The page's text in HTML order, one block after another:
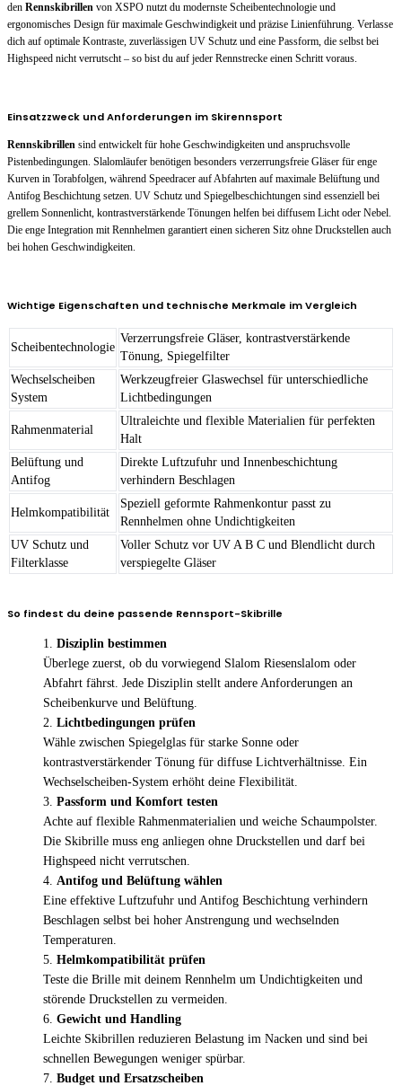
den Rennskibrillen von XSPO nutzt du modernste Scheibentechnologie und
ergonomisches Design für maximale Geschwindigkeit und präzise Linienführung. Verlasse
dich auf optimale Kontraste, zuverlässigen UV Schutz und eine Passform, die selbst bei
Highspeed nicht verrutscht – so bist du auf jeder Rennstrecke einen Schritt voraus.
Einsatzzweck und Anforderungen im Skirennsport
Rennskibrillen sind entwickelt für hohe Geschwindigkeiten und anspruchsvolle
Pistenbedingungen. Slalomläufer benötigen besonders verzerrungsfreie Gläser für enge
Kurven in Torabfolgen, während Speedracer auf Abfahrten auf maximale Belüftung und
Antifog Beschichtung setzen. UV Schutz und Spiegelbeschichtungen sind essenziell bei
grellem Sonnenlicht, kontrastverstärkende Tönungen helfen bei diffusem Licht oder Nebel.
Die enge Integration mit Rennhelmen garantiert einen sicheren Sitz ohne Druckstellen auch
bei hohen Geschwindigkeiten.
Wichtige Eigenschaften und technische Merkmale im Vergleich
Scheibentechnologie
Verzerrungsfreie Gläser, kontrastverstärkende
Tönung, Spiegelfilter
Wechselscheiben
System
Werkzeugfreier Glaswechsel für unterschiedliche
Lichtbedingungen
Rahmenmaterial
Ultraleichte und flexible Materialien für perfekten
Halt
Belüftung und
Antifog
Direkte Luftzufuhr und Innenbeschichtung
verhindern Beschlagen
Helmkompatibilität
Speziell geformte Rahmenkontur passt zu
Rennhelmen ohne Undichtigkeiten
UV Schutz und
Filterklasse
Voller Schutz vor UV A B C und Blendlicht durch
verspiegelte Gläser
So findest du deine passende Rennsport-Skibrille
Disziplin bestimmen
Überlege zuerst, ob du vorwiegend Slalom Riesenslalom oder
Abfahrt fährst. Jede Disziplin stellt andere Anforderungen an
Scheibenkurve und Belüftung.
Lichtbedingungen prüfen
Wähle zwischen Spiegelglas für starke Sonne oder
kontrastverstärkender Tönung für diffuse Lichtverhältnisse. Ein
Wechselscheiben-System erhöht deine Flexibilität.
Passform und Komfort testen
Achte auf flexible Rahmenmaterialien und weiche Schaumpolster.
Die Skibrille muss eng anliegen ohne Druckstellen und darf bei
Highspeed nicht verrutschen.
Antifog und Belüftung wählen
Eine effektive Luftzufuhr und Antifog Beschichtung verhindern
Beschlagen selbst bei hoher Anstrengung und wechselnden
Temperaturen.
Helmkompatibilität prüfen
Teste die Brille mit deinem Rennhelm um Undichtigkeiten und
störende Druckstellen zu vermeiden.
Gewicht und Handling
Leichte Skibrillen reduzieren Belastung im Nacken und sind bei
schnellen Bewegungen weniger spürbar.
Budget und Ersatzscheiben